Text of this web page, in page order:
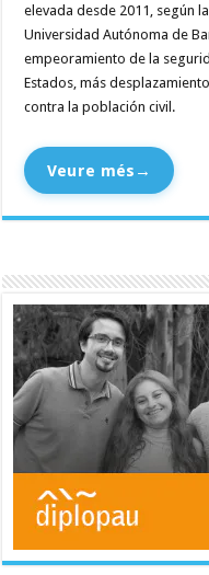
elevada desde 2011, según
Universidad Autónoma de
empeoramiento de la
Estados, más
contra la población civil.
Veure més →